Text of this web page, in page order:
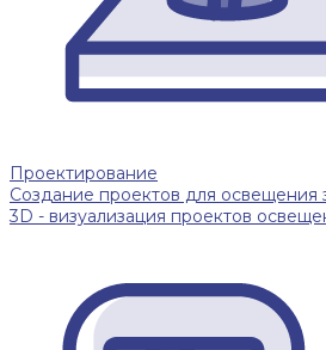
Проектирование
Создание проектов для
3D - визуализация проектов